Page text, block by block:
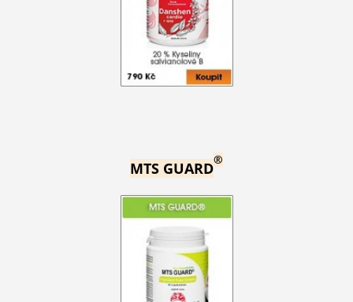
MTS GUARD®